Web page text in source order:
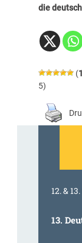
die
(1
5)
12. &
13.